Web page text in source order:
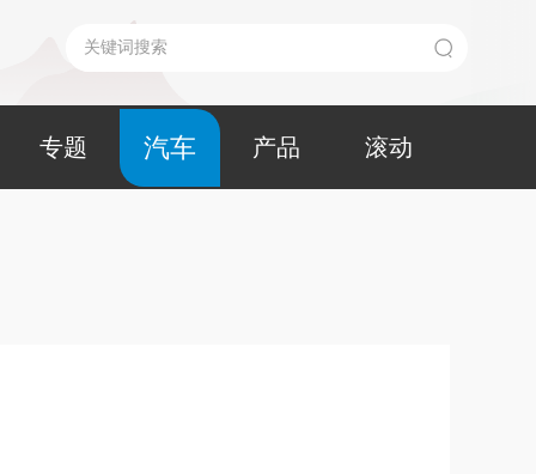
专题 汽车 产品 滚动